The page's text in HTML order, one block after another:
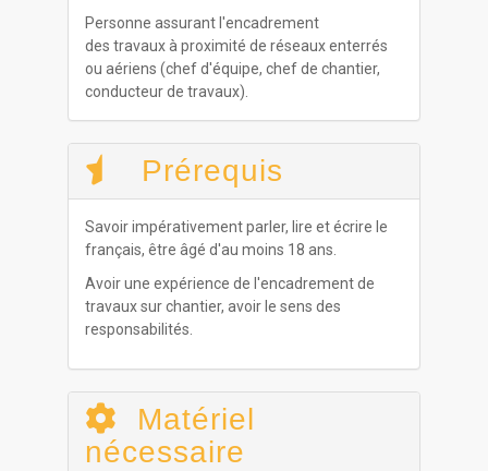
Personne assurant l'encadrement
des travaux à proximité de réseaux enterrés
ou aériens (chef d'équipe, chef de chantier,
conducteur de travaux).
Prérequis
Savoir impérativement parler, lire et écrire le
français, être âgé d'au moins 18 ans.
Avoir une expérience de l'encadrement de
travaux sur chantier, avoir le sens des
responsabilités.
Matériel
nécessaire